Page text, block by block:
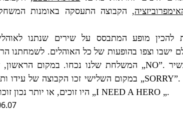
, הקבוצה התעסקה באומנות
להכין מופע המתבסס על שירים שנתנו
ישבו וצפו בהופעות של כל האוהלים. לשמחתנו
המשלחת שלנו נכחו. במקום הראשון, „NO”.
היו זוכים, או יותר נכון „I NEED A HERO „.